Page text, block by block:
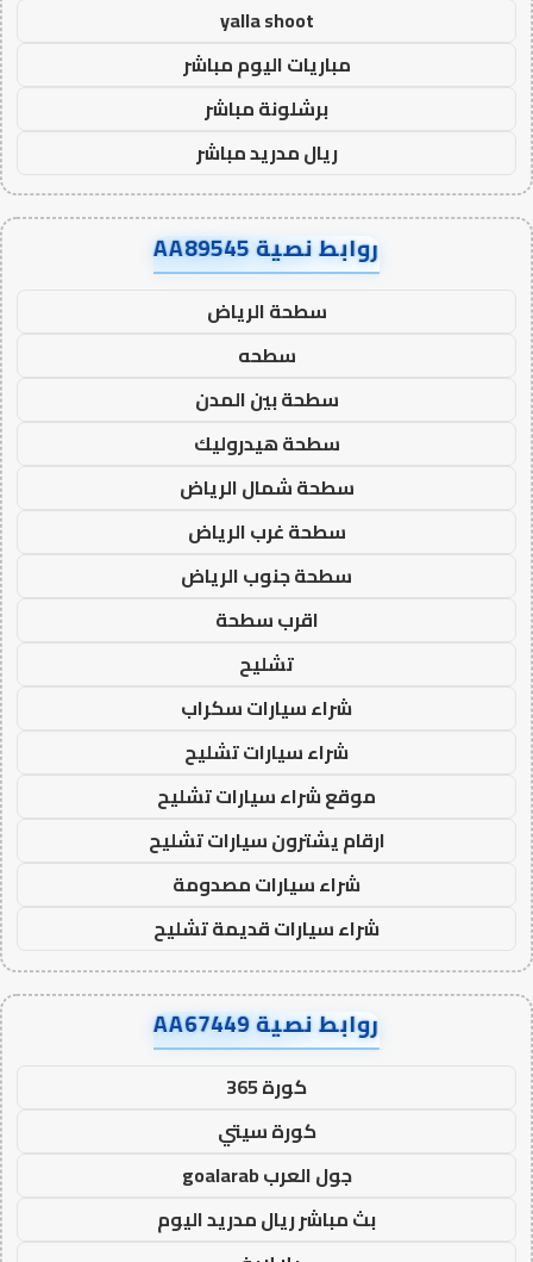
yalla shoot
مباريات اليوم مباشر
برشلونة مباشر
ريال مدريد مباشر
روابط نصية AA89545
سطحة الرياض
سطحه
سطحة بين المدن
سطحة هيدروليك
سطحة شمال الرياض
سطحة غرب الرياض
سطحة جنوب الرياض
اقرب سطحة
تشليح
شراء سيارات سكراب
شراء سيارات تشليح
موقع شراء سيارات تشليح
ارقام يشترون سيارات تشليح
شراء سيارات مصدومة
شراء سيارات قديمة تشليح
روابط نصية AA67449
كورة 365
كورة سيتي
جول العرب goalarab
بث مباشر ريال مدريد اليوم